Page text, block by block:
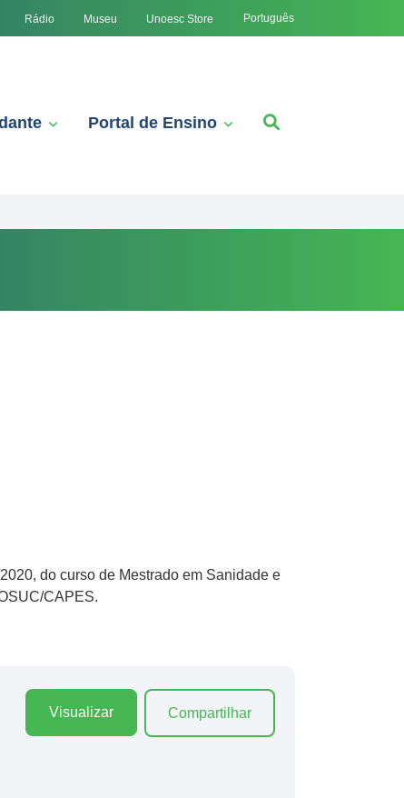
Rádio Museu Unoesc Store Português
Portal de Ensino
do curso de Mestrado em Sanidade e
CAPES.
Visualizar Compartilhar